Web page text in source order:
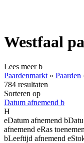
Westfaal
Lees meerb
Paardenmarkt » Paarden
784 resultaten
Sorteren op
Datum afnemend b
H
eDatum afnemend b
afnemend eRas
bLeeftijd afnemend e